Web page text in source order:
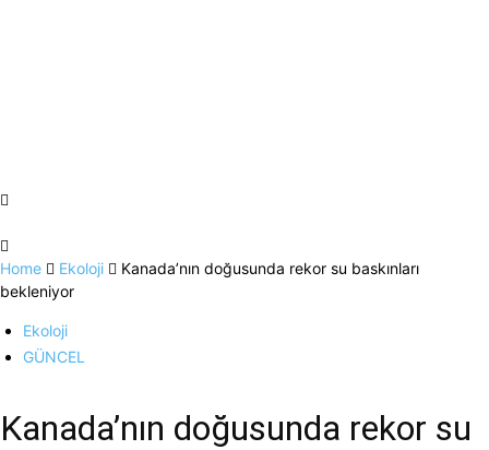
Home Ekoloji
Kanada’nın doğusunda rekor su baskınları
bekleniyor
Ekoloji
GÜNCEL
Kanada’nın doğusunda rekor su